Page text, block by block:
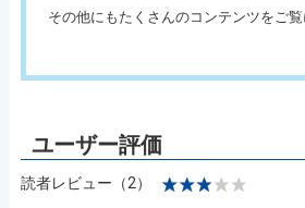
その他にもたくさんのコンテンツをご覧
読者レビュー（2）